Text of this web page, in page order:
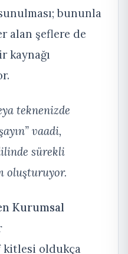
bununla
alan şeflere de
kaynağı
teknenizde
vaadi,
sürekli
oluşturuyor.
Kurumsal
kitlesi oldukça